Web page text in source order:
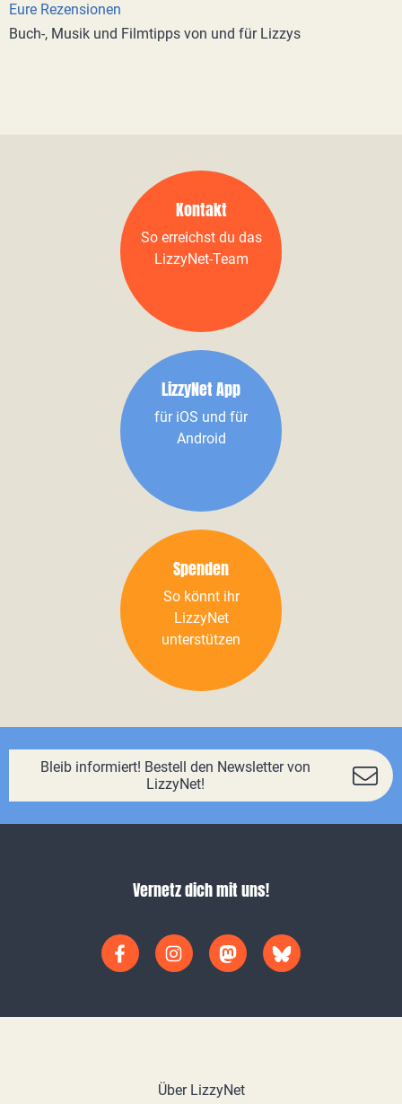
Eure Rezensionen
Buch-, Musik und Filmtipps von und für Lizzys
Kontakt
So erreichst du das
LizzyNet-Team
LizzyNet App
für iOS und für
Android
Spenden
So könnt ihr
LizzyNet
unterstützen
Bleib informiert! Bestell den Newsletter von
LizzyNet!
Vernetz dich mit uns!
Über LizzyNet